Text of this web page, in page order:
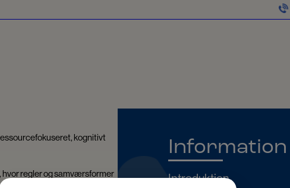
kognitivt
hvor regler og samværsformer
Information
Introduktion